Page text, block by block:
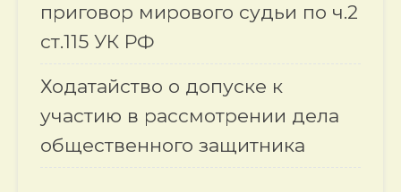
приговор мирового судьи по ч.2
ст.115 УК РФ
Ходатайство о допуске к
участию в рассмотрении дела
общественного защитника